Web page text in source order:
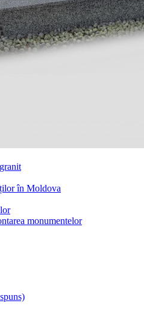
în Moldova
monumentelor